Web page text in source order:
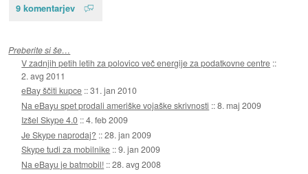
9 komentarjev
Preberite si še…
V zadnjih petih letih za polovico več energije za podatkovne centre ::
2. avg 2011
eBay ščiti kupce ::31. jan 2010
Na eBayu spet prodali ameriške vojaške skrivnosti ::8. maj 2009
Izšel Skype 4.0 ::4. feb 2009
Je Skype naprodaj? ::28. jan 2009
Skype tudi za mobilnike ::9. jan 2009
Na eBayu je batmobil! ::28. avg 2008